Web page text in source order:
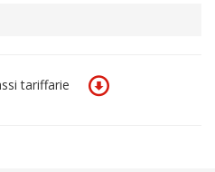
tariffarie